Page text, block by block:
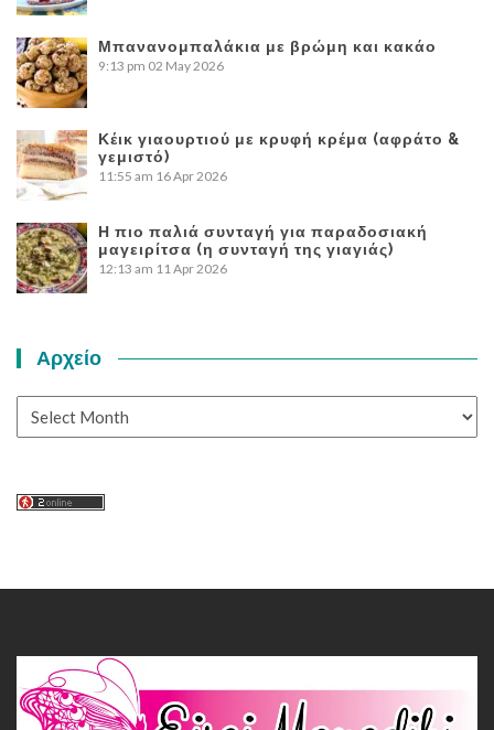
Μπανανομπαλάκια με βρώμη και κακάο
9:13 pm 02 May 2026
Κέικ γιαουρτιού με κρυφή κρέμα (αφράτο &
γεμιστό)
11:55 am 16 Apr 2026
Η πιο παλιά συνταγή για παραδοσιακή
μαγειρίτσα (η συνταγή της γιαγιάς)
12:13 am 11 Apr 2026
Αρχείο